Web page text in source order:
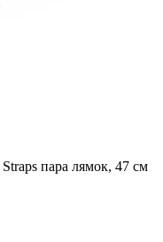
пара лямок, 47 см